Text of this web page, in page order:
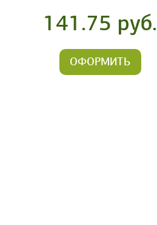
141.75 руб.
ОФОРМИТЬ